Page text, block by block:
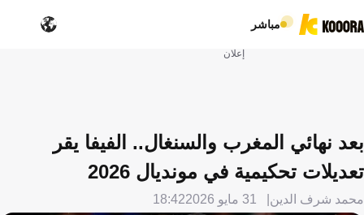
مباشر
إعلان
بعد نهائي المغرب والسنغال.. الفيفا يقر
تعديلات تحكيمية في مونديال 2026
محمد شرف الدين 31 مايو 2026 18:42